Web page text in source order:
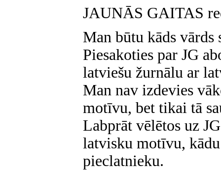
JAUNĀS GAITAS
Man būtu kāds vārds
Piesakoties par JG
latviešu žurnālu ar
Man nav izdevies
motīvu, bet tikai tā
Labprāt vēlētos uz
latvisku motīvu,
pieclatnieku.